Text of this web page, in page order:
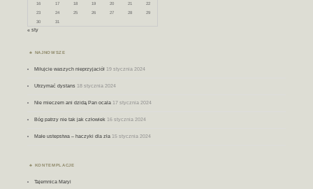
16
17 18 19 20 21
22
23
24 25 26 27 28
29
30
31
« sty
NAJNOWSZE
Miłujcie waszych nieprzyjaciół 19 stycznia 2024
Utrzymać dystans 18 stycznia 2024
Nie mieczem ani dzidą Pan ocala 17 stycznia 2024
Bóg patrzy nie tak jak człowiek 16 stycznia 2024
Małe ustepstwa – haczyki dla zła 15 stycznia 2024
KONTEMPLACJE
Tajemnica Maryi